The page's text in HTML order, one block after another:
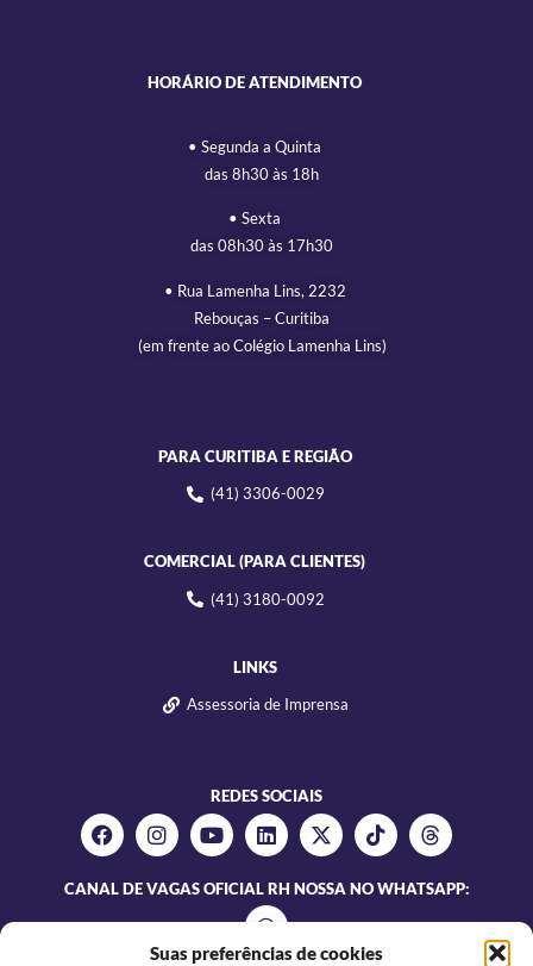
Suas preferências de cookies
HORÁRIO DE ATENDIMENTO
• Segunda a Quinta
das 8h30 às 18h
• Sexta
das 08h30 às 17h30
• Rua Lamenha Lins, 2232
Rebouças – Curitiba
(em frente ao Colégio Lamenha Lins)
PARA CURITIBA E REGIÃO
(41) 3306-0029
COMERCIAL (PARA CLIENTES)
(41) 3180-0092
LINKS
Assessoria de Imprensa
REDES SOCIAIS
CANAL DE VAGAS OFICIAL RH NOSSA NO WHATSAPP: